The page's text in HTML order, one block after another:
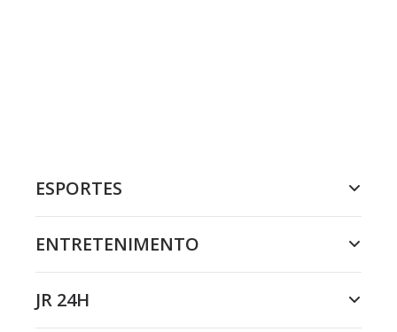
ESPORTES
ENTRETENIMENTO
JR 24H